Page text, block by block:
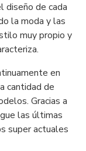
diseño de cada
la moda y las
muy propio y
en
cantidad de
Gracias a
las últimas
super actuales